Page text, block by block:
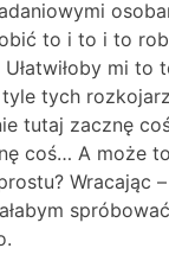
to i to i to
mi to
tych
tutaj zacznę
coś… A może
Wracając